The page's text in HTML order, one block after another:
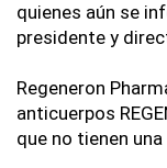
quienes aún se
presidente y
Regeneron
anticuerpos
que no tienen